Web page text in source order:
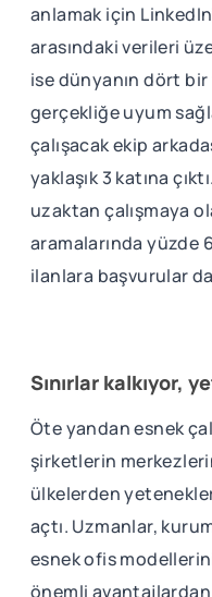
anlamak için
arasındaki verileri
ise dünyanın dört
gerçekliğe uyum
çalışacak ekip
yaklaşık 3 katına
uzaktan çalışmaya
aramalarında yüzde
ilanlara başvurular
Sınırlar kalkıyor,
Öte yandan esnek
şirketlerin
ülkelerden
açtı. Uzmanlar,
esnek ofis
önemli avantajlardan